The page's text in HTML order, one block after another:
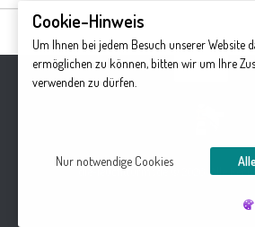
die-leuchtturms.de © 2026. Alle
Cookie-Hinweis
Um Ihnen bei jedem Besuch unserer Website
ermöglichen zu können, bitten wir um Ihre
verwenden zu dürfen.
Nur notwendige Cookies